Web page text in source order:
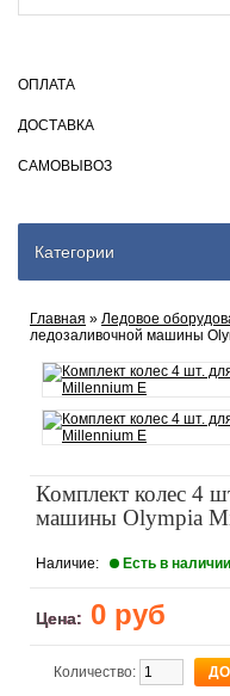
ОПЛАТА
ДОСТАВКА
САМОВЫВОЗ
Категории
Главная » Ледовое
ледозаливочной машины
Комплект колес 4
машины Olympia
Наличие: Есть в наличии
Цена: 0 руб
Количество: